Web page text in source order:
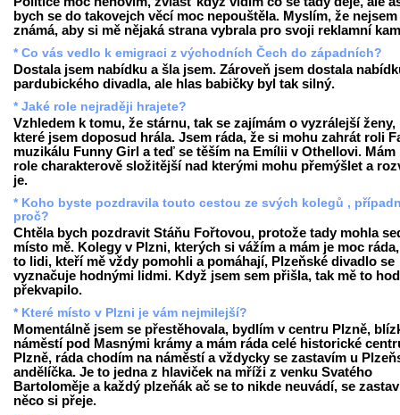
bych se do takovejch věcí moc nepouštěla. Myslím, že nejsem
známá, aby si mě nějaká strana vybrala pro svoji reklamní
* Co vás vedlo k emigraci z východních Čech do západních?
Dostala jsem nabídku a šla jsem. Zároveň jsem dostala
pardubického divadla, ale hlas babičky byl tak silný.
* Jaké role nejraději hrajete?
Vzhledem k tomu, že stárnu, tak se zajímám o vyzrálejší ženy,
které jsem doposud hrála. Jsem ráda, že si mohu zahrát roli
muzikálu Funny Girl a teď se těším na Emílii v Othellovi. Mám
role charakterově složitější nad kterými mohu přemýšlet a
je.
* Koho byste pozdravila touto cestou ze svých kolegů ,
proč?
Chtěla bych pozdravit Stáňu Fořtovou, protože tady mohla
místo mě. Kolegy v Plzni, kterých si vážím a mám je moc
to lidi, kteří mě vždy pomohli a pomáhají, Plzeňské divadlo se
vyznačuje hodnými lidmi. Když jsem sem přišla, tak mě to
překvapilo.
* Které místo v Plzni je vám nejmilejší?
Momentálně jsem se přestěhovala, bydlím v centru Plzně,
náměstí pod Masnými krámy a mám ráda celé historické
Plzně, ráda chodím na náměstí a vždycky se zastavím u
andělíčka. Je to jedna z hlaviček na mříži z venku Svatého
Bartoloměje a každý plzeňák ač se to nikde neuvádí, se
něco si přeje.